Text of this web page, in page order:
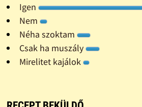
Igen
Nem
Néha szoktam
Csak ha muszály
Mirelitet kajálok